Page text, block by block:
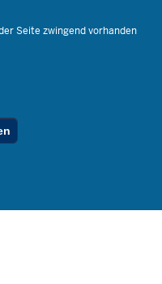
Seite zwingend vorhanden